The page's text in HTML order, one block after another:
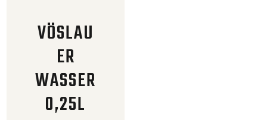
VÖSLAU
ER
WASSER
0,25L